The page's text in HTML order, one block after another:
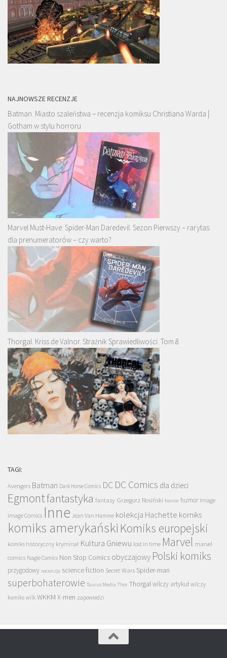
NAJNOWSZE RECENZJE
Batman. Miasto szaleństwa – recenzja komiksu Christiana Warda |
Gotham w stylu horroru
Marvel Must-Have: Spider-Man Daredevil. Sezon Pierwszy – rarytas
dla prenumeratorów – czy warto?
Thorgal. Kriss de Valnor. Strażnik Sprawiedliwości. Tom 8
TAGI:
Avengers Batman Dark Horse Comics DC DC Comics dla dzieci
Egmontfantastyka fantasy Grzegorz Rosiński horror humor Image
Image Comics Inne Jean Van Hamme kolekcja Hachette komiks
komiks amerykański Komiks europejski
komiks historyczny kryminał Kultura Gniewu lost in time Marvel marvel
comics Nagle Comics Non Stop Comics obyczajowy Polski komiks
przygodowy recenzja science fiction Secret Wars Spider-man
superbohaterowie Taurus Media Thor Thorgal wilczy artykuł wilczy
komiks wilk WKKM X-men zapowiedzi